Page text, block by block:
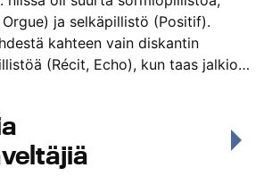
ja selkäpillistö (Positif).
kahteen vain diskantin
(Récit, Echo), kun taas jalkio…